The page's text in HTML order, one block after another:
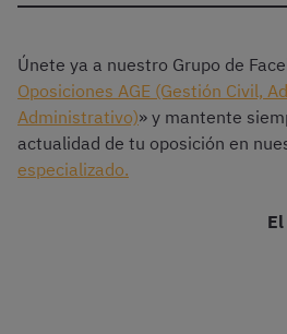
Únete ya a nuestro Grupo de
Oposiciones AGE (Gestión Civil,
Administrativo)» y mantente
actualidad de tu oposición en
especializado.